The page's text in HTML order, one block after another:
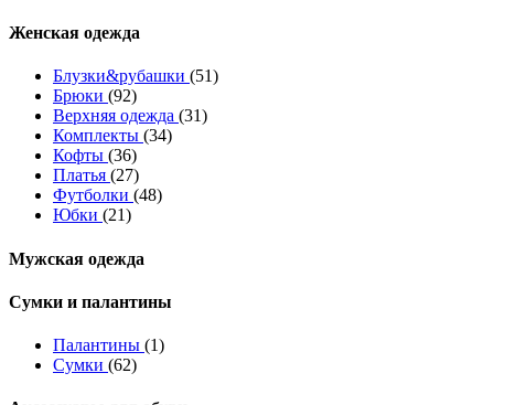
Женская одежда
Блузки&рубашки (51)
Брюки (92)
Верхняя одежда (31)
Комплекты (34)
Кофты (36)
Платья (27)
Футболки (48)
Юбки (21)
Мужская одежда
Сумки и палантины
Палантины (1)
Сумки (62)